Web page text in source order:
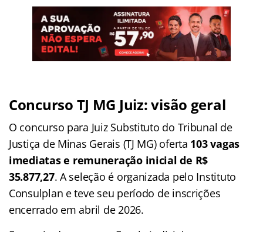
Concurso TJ MG Juiz: visão geral
O concurso para Juiz Substituto do Tribunal de
Justiça de Minas Gerais (TJ MG) oferta 103 vagas
imediatase remuneração inicial de R$
35.877,27. A seleção é organizada pelo Instituto
Consulplan e teve seu período de inscrições
encerrado em abril de 2026.